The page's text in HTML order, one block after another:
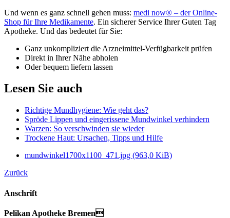
Und wenn es ganz schnell gehen muss: medi now® – der Online-
Shop für Ihre Medikamente. Ein sicherer Service Ihrer Guten Tag
Apotheke. Und das bedeutet für Sie:
Ganz unkompliziert die Arzneimittel-Verfügbarkeit prüfen
Direkt in Ihrer Nähe abholen
Oder bequem liefern lassen
Lesen Sie auch
Richtige Mundhygiene: Wie geht das?
Spröde Lippen und eingerissene Mundwinkel verhindern
Warzen: So verschwinden sie wieder
Trockene Haut: Ursachen, Tipps und Hilfe
mundwinkel1700x1100_471.jpg (963,0 KiB)
Zurück
Anschrift
Pelikan Apotheke Bremen